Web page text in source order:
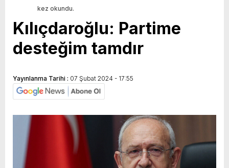
kez okundu.
Kılıçdaroğlu: Partime
desteğim tamdır
Yayınlanma Tarihi : 07 Şubat 2024 - 17:55